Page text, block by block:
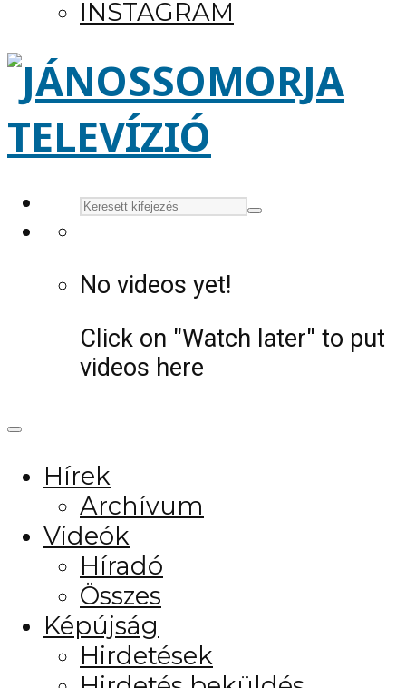
INSTAGRAM
No videos yet!
Click on "Watch later" to put
videos here
Hírek
Archívum
Videók
Híradó
Összes
Képújság
Hirdetések